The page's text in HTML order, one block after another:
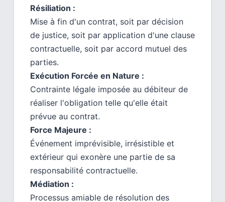
Résiliation :
Mise à fin d'un contrat, soit par décision
de justice, soit par application d'une clause
contractuelle, soit par accord mutuel des
parties.
Exécution Forcée en Nature :
Contrainte légale imposée au débiteur de
réaliser l'obligation telle qu'elle était
prévue au contrat.
Force Majeure :
Événement imprévisible, irrésistible et
extérieur qui exonère une partie de sa
responsabilité contractuelle.
Médiation :
Processus amiable de résolution des